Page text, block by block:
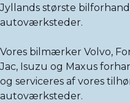
Jyllands største
autoværksteder.
Vores bilmærker Volvo,
Jac, Isuzu og Maxus
og serviceres af vores
autoværksteder.